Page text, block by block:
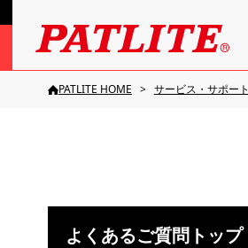
PATLITE HOME サービス・サポート
よくあるご質問トップ